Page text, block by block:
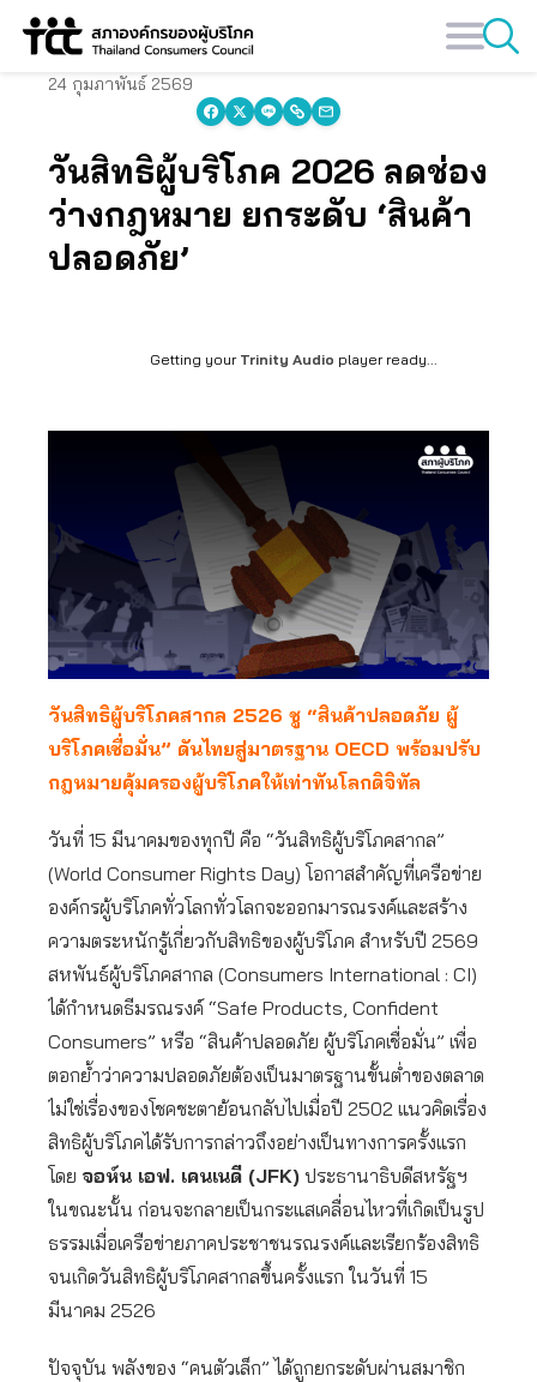
Skip
24 กุมภาพันธ์ 2569
วันสิทธิผู้บริโภค 2026 ลดช่อง
ว่างกฎหมาย ยกระดับ ‘สินค้า
ปลอดภัย’
Getting your Trinity Audio player ready...
วันสิทธิผู้บริโภคสากล 2526 ชู “สินค้าปลอดภัย ผู้
บริโภคเชื่อมั่น” ดันไทยสู่มาตรฐาน OECD พร้อมปรับ
กฎหมายคุ้มครองผู้บริโภคให้เท่าทันโลกดิจิทัล
วันที่ 15 มีนาคมของทุกปี คือ “วันสิทธิผู้บริโภคสากล”
(World Consumer Rights Day) โอกาสสำคัญที่เครือข่าย
องค์กรผู้บริโภคทั่วโลกทั่วโลกจะออกมารณรงค์และสร้าง
ความตระหนักรู้เกี่ยวกับสิทธิของผู้บริโภค สำหรับปี 2569
สหพันธ์ผู้บริโภคสากล (Consumers International : CI)
ได้กำหนดธีมรณรงค์ “Safe Products, Confident
Consumers” หรือ “สินค้าปลอดภัย ผู้บริโภคเชื่อมั่น” เพื่อ
ตอกย้ำว่าความปลอดภัยต้องเป็นมาตรฐานขั้นต่ำของตลาด
ไม่ใช่เรื่องของโชคชะตาย้อนกลับไปเมื่อปี 2502 แนวคิดเรื่อง
สิทธิผู้บริโภคได้รับการกล่าวถึงอย่างเป็นทางการครั้งแรก
โดย จอห์น เอฟ. เคนเนดี (JFK) ประธานาธิบดีสหรัฐฯ
ในขณะนั้น ก่อนจะกลายเป็นกระแสเคลื่อนไหวที่เกิดเป็นรูป
ธรรมเมื่อเครือข่ายภาคประชาชนรณรงค์และเรียกร้องสิทธิ
จนเกิดวันสิทธิผู้บริโภคสากลขึ้นครั้งแรก ในวันที่ 15
มีนาคม 2526
ปัจจุบัน พลังของ “คนตัวเล็ก” ได้ถูกยกระดับผ่านสมาชิก